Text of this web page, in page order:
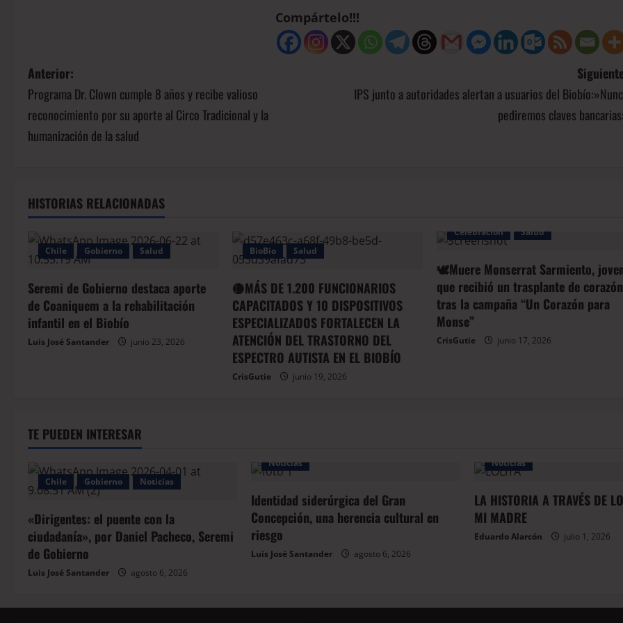
Compártelo!!!
Anterior:
Programa Dr. Clown cumple 8 años y recibe valioso
reconocimiento por su aporte al Circo Tradicional y la
humanización de la salud
IPS junto a autoridades alertan a usuarios del
pediremos claves
HISTORIAS RELACIONADAS
Chile Gobierno Salud
Seremi de Gobierno destaca aporte
de Coaniquem a la rehabilitación
infantil en el Biobío
Luis José Santander junio 23, 2026
BioBio Salud
🟡MÁS DE 1.200 FUNCIONARIOS
CAPACITADOS Y 10 DISPOSITIVOS
ESPECIALIZADOS FORTALECEN LA
ATENCIÓN DEL TRASTORNO DEL
ESPECTRO AUTISTA EN EL BIOBÍO
CrisGutie junio 19, 2026
Celebración Salud
🕊️Muere Monserrat Sarmiento,
que recibió un trasplante de corazón
tras la campaña “Un Corazón para
Monse”
CrisGutie junio 17, 2026
TE PUEDEN INTERESAR
Chile Gobierno Noticias
«Dirigentes: el puente con la
ciudadanía», por Daniel Pacheco, Seremi
de Gobierno
Luis José Santander agosto 6, 2026
Noticias
Identidad siderúrgica del Gran
Concepción, una herencia cultural en
riesgo
Luis José Santander agosto 6, 2026
Noticias
LA HISTORIA A TRAVÉS DE
MI MADRE
Eduardo Alarcón julio 1, 2026